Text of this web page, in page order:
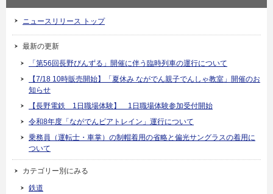
ニュースリリース トップ
最新の更新
「第56回長野びんずる」開催に伴う臨時列車の運行について
【7/18 10時販売開始】「夏休み ながでん親子でんしゃ教室」開催のお
知らせ
【長野電鉄 1日職場体験】 1日職場体験参加受付開始
令和8年度「ながでんビアトレイン」運行について
乗務員（運転士・車掌）の制帽着用の省略と偏光サングラスの着用に
ついて
カテゴリー別にみる
鉄道